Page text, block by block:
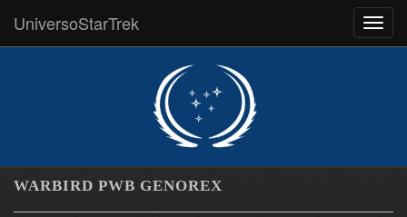
UniversoStarTrek
WARBIRD PWB GENOREX